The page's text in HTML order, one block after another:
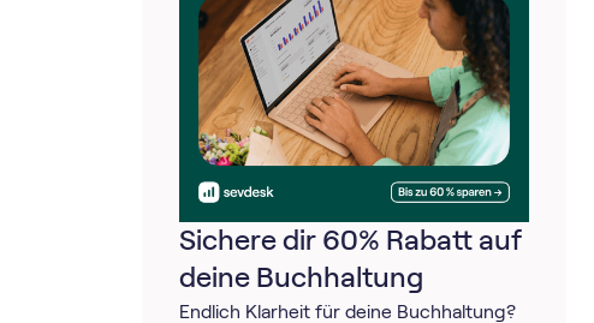
Sichere dir 60% Rabatt auf
deine Buchhaltung
Endlich Klarheit für deine Buchhaltung?